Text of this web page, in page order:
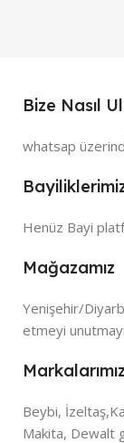
Bize Nasıl
whatsap
Henüz Bayi
Mağazamız
Yenişehir/
etmeyi
Markalarımız
Beybi,
Makita, Dewalt